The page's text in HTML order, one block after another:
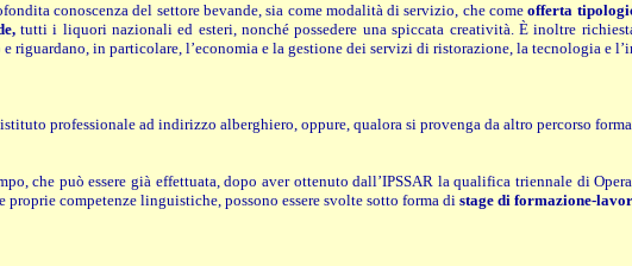
conoscenza del settore bevande, sia come modalità di servizio, che comeofferta
tutti i liquori nazionali ed esteri, nonché possedere una spiccata creatività. È inoltre
riguardano, in particolare, l’economia e la gestione dei servizi di ristorazione, la tecnologia e
professionale ad indirizzo alberghiero, oppure, qualora si provenga da altro percorso
che può essere già effettuata, dopo aver ottenuto dall’IPSSAR la qualifica triennale di
competenze linguistiche, possono essere svolte sotto forma di stage di formazione-